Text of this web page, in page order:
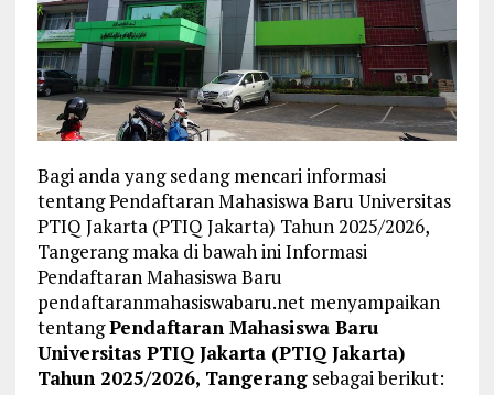
Bagi anda yang sedang mencari informasi
tentang Pendaftaran Mahasiswa Baru Universitas
PTIQ Jakarta (PTIQ Jakarta) Tahun 2025/2026,
Tangerang maka di bawah ini Informasi
Pendaftaran Mahasiswa Baru
pendaftaranmahasiswabaru.net menyampaikan
tentangPendaftaran Mahasiswa Baru
Universitas PTIQ Jakarta (PTIQ Jakarta)
Tahun 2025/2026, Tangerangsebagai berikut: